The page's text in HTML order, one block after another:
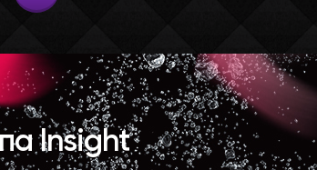
Insight